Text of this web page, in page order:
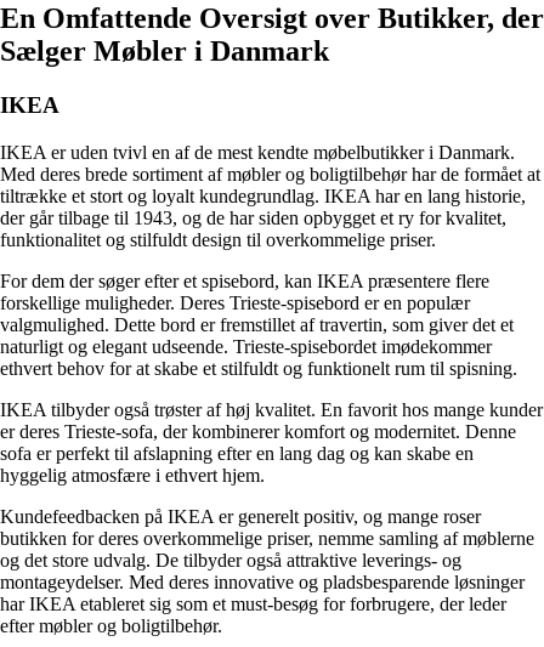
En Omfattende Oversigt over Butikker, der
Sælger Møbler i Danmark
IKEA
IKEA er uden tvivl en af de mest kendte møbelbutikker i Danmark.
Med deres brede sortiment af møbler og boligtilbehør har de formået at
tiltrække et stort og loyalt kundegrundlag. IKEA har en lang historie,
der går tilbage til 1943, og de har siden opbygget et ry for kvalitet,
funktionalitet og stilfuldt design til overkommelige priser.
For dem der søger efter et spisebord, kan IKEA præsentere flere
forskellige muligheder. Deres Trieste-spisebord er en populær
valgmulighed. Dette bord er fremstillet af travertin, som giver det et
naturligt og elegant udseende. Trieste-spisebordet imødekommer
ethvert behov for at skabe et stilfuldt og funktionelt rum til spisning.
IKEA tilbyder også trøster af høj kvalitet. En favorit hos mange kunder
er deres Trieste-sofa, der kombinerer komfort og modernitet. Denne
sofa er perfekt til afslapning efter en lang dag og kan skabe en
hyggelig atmosfære i ethvert hjem.
Kundefeedbacken på IKEA er generelt positiv, og mange roser
butikken for deres overkommelige priser, nemme samling af møblerne
og det store udvalg. De tilbyder også attraktive leverings- og
montageydelser. Med deres innovative og pladsbesparende løsninger
har IKEA etableret sig som et must-besøg for forbrugere, der leder
efter møbler og boligtilbehør.